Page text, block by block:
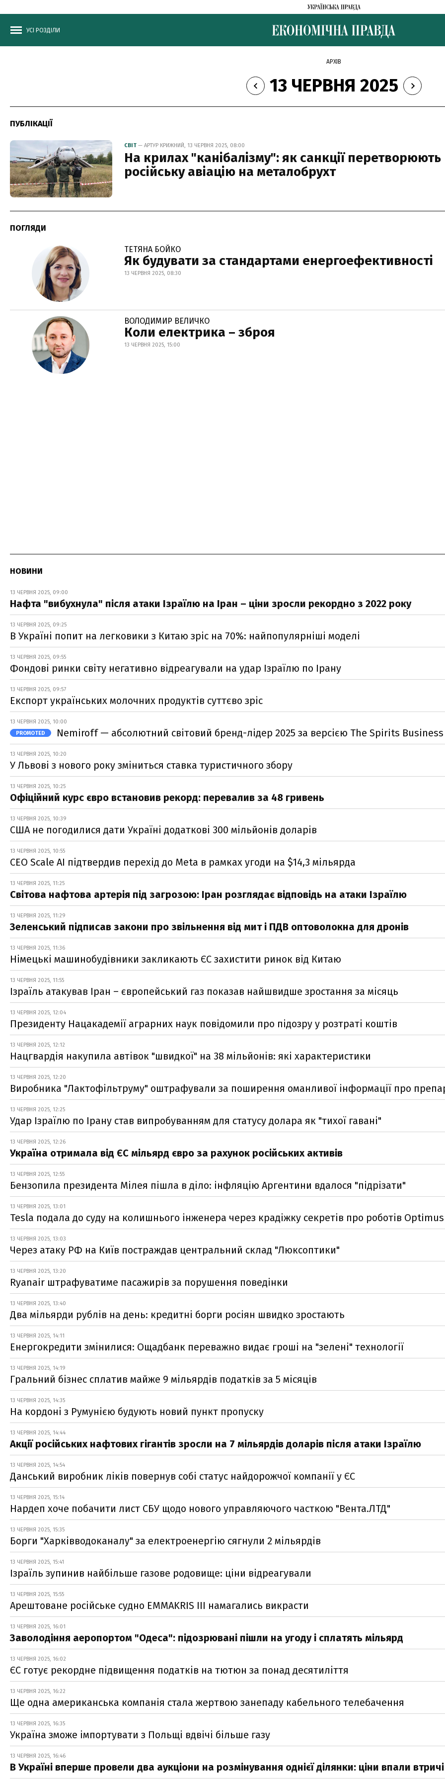
УСІ РОЗДІЛИ
АРХІВ
13 ЧЕРВНЯ 2025
ПУБЛІКАЦІЇ
СВІТ — АРТУР КРИЖНИЙ, 13 ЧЕРВНЯ 2025, 08:00
На крилах "канібалізму": як санкції перетворюють
російську авіацію на металобрухт
ПОГЛЯДИ
ТЕТЯНА БОЙКО
Як будувати за стандартами енергоефективності
13 ЧЕРВНЯ 2025, 08:30
ВОЛОДИМИР ВЕЛИЧКО
Коли електрика – зброя
13 ЧЕРВНЯ 2025, 15:00
НОВИНИ
13 ЧЕРВНЯ 2025, 09:00
Нафта "вибухнула" після атаки Ізраїлю на Іран – ціни зросли рекордно з 2022 року
13 ЧЕРВНЯ 2025, 09:25
В Україні попит на легковики з Китаю зріс на 70%: найпопулярніші моделі
13 ЧЕРВНЯ 2025, 09:55
Фондові ринки світу негативно відреагували на удар Ізраїлю по Ірану
13 ЧЕРВНЯ 2025, 09:57
Експорт українських молочних продуктів суттєво зріс
13 ЧЕРВНЯ 2025, 10:00
PROMOTED
Nemiroff — абсолютний світовий бренд-лідер 2025 за версією The Spirits Business
13 ЧЕРВНЯ 2025, 10:20
У Львові з нового року зміниться ставка туристичного збору
13 ЧЕРВНЯ 2025, 10:25
Офіційний курс євро встановив рекорд: перевалив за 48 гривень
13 ЧЕРВНЯ 2025, 10:39
США не погодилися дати Україні додаткові 300 мільйонів доларів
13 ЧЕРВНЯ 2025, 10:55
CEO Scale AI підтвердив перехід до Meta в рамках угоди на $14,3 мільярда
13 ЧЕРВНЯ 2025, 11:25
Світова нафтова артерія під загрозою: Іран розглядає відповідь на атаки Ізраїлю
13 ЧЕРВНЯ 2025, 11:29
Зеленський підписав закони про звільнення від мит і ПДВ оптоволокна для дронів
13 ЧЕРВНЯ 2025, 11:36
Німецькі машинобудівники закликають ЄС захистити ринок від Китаю
13 ЧЕРВНЯ 2025, 11:55
Ізраїль атакував Іран – європейський газ показав найшвидше зростання за місяць
13 ЧЕРВНЯ 2025, 12:04
Президенту Нацакадемії аграрних наук повідомили про підозру у розтраті коштів
13 ЧЕРВНЯ 2025, 12:12
Нацгвардія накупила автівок "швидкої" на 38 мільйонів: які характеристики
13 ЧЕРВНЯ 2025, 12:20
Виробника "Лактофільтруму" оштрафували за поширення оманливої інформації про
13 ЧЕРВНЯ 2025, 12:25
Удар Ізраїлю по Ірану став випробуванням для статусу долара як "тихої гавані"
13 ЧЕРВНЯ 2025, 12:26
Україна отримала від ЄС мільярд євро за рахунок російських активів
13 ЧЕРВНЯ 2025, 12:55
Бензопила президента Мілея пішла в діло: інфляцію Аргентини вдалося "підрізати"
13 ЧЕРВНЯ 2025, 13:01
Tesla подала до суду на колишнього інженера через крадіжку секретів про роботів Optimus
13 ЧЕРВНЯ 2025, 13:03
Через атаку РФ на Київ постраждав центральний склад "Люксоптики"
13 ЧЕРВНЯ 2025, 13:20
Ryanair штрафуватиме пасажирів за порушення поведінки
13 ЧЕРВНЯ 2025, 13:40
Два мільярди рублів на день: кредитні борги росіян швидко зростають
13 ЧЕРВНЯ 2025, 14:11
Енергокредити змінилися: Ощадбанк переважно видає гроші на "зелені" технології
13 ЧЕРВНЯ 2025, 14:19
Гральний бізнес сплатив майже 9 мільярдів податків за 5 місяців
13 ЧЕРВНЯ 2025, 14:35
На кордоні з Румунією будують новий пункт пропуску
13 ЧЕРВНЯ 2025, 14:44
Акції російських нафтових гігантів зросли на 7 мільярдів доларів після атаки Ізраїлю
13 ЧЕРВНЯ 2025, 14:54
Данський виробник ліків повернув собі статус найдорожчої компанії у ЄС
13 ЧЕРВНЯ 2025, 15:14
Нардеп хоче побачити лист СБУ щодо нового управляючого часткою "Вента.ЛТД"
13 ЧЕРВНЯ 2025, 15:35
Борги "Харківводоканалу" за електроенергію сягнули 2 мільярдів
13 ЧЕРВНЯ 2025, 15:41
Ізраїль зупинив найбільше газове родовище: ціни відреагували
13 ЧЕРВНЯ 2025, 15:55
Арештоване російське судно EMMAKRIS III намагались викрасти
13 ЧЕРВНЯ 2025, 16:01
Заволодіння аеропортом "Одеса": підозрювані пішли на угоду і сплатять мільярд
13 ЧЕРВНЯ 2025, 16:02
ЄС готує рекордне підвищення податків на тютюн за понад десятиліття
13 ЧЕРВНЯ 2025, 16:22
Ще одна американська компанія стала жертвою занепаду кабельного телебачення
13 ЧЕРВНЯ 2025, 16:35
Україна зможе імпортувати з Польщі вдвічі більше газу
13 ЧЕРВНЯ 2025, 16:46
В Україні вперше провели два аукціони на розмінування однієї ділянки: ціни впали втричі